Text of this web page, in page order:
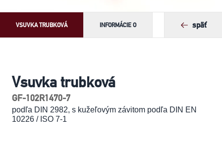
VSUVKA TRUBKOVÁ INFORMÁCIE O späť
Vsuvka trubková
GF-102R1470-7
podľa DIN 2982, s kužeľovým závitom podľa DIN EN
10226 / ISO 7-1